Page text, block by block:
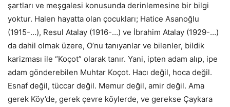
şartları ve meşgalesi konusunda derinlemesine bir bilgi
yoktur. Halen hayatta olan çocukları; Hatice Asanoğlu
(1915-…), Resul Atalay (1916-…) ve İbrahim Atalay (1929-…)
da dahil olmak üzere, O’nu tanıyanlar ve bilenler, bildik
karizması ile “Koçot” olarak tanır. Yani, ipten adam alıp, ipe
adam gönderebilen Muhtar Koçot. Hacı değil, hoca değil.
Esnaf değil, tüccar değil. Memur değil, amir değil. Ama
gerek Köy’de, gerek çevre köylerde, ve gerekse Çaykara